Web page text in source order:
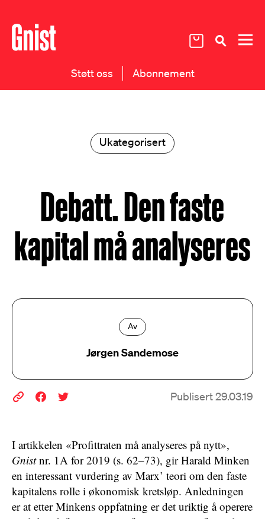
Støtt oss Abonnement
Ukategorisert
Debatt. Den faste
kapital må analyseres
Av
Jørgen Sandemose
Publisert 29.03.19
I artikkelen «Profittraten må analyseres på nytt»,
Gnistnr. 1A for 2019 (s. 62–73), gir Harald Minken
en interessant vurdering av Marx’ teori om den faste
kapitalens rolle i økonomisk kretsløp. Anledningen
er at etter Minkens oppfatning er det uriktig å operere